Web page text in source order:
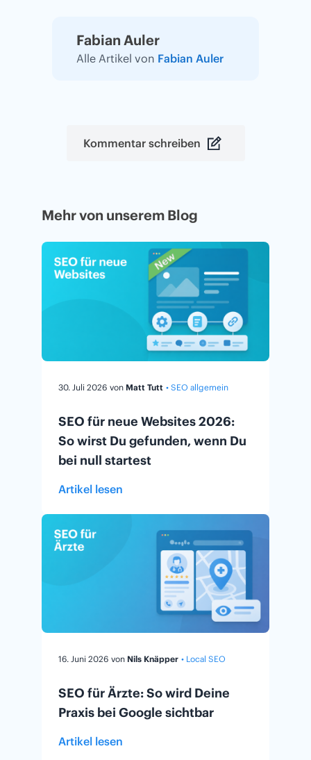
Fabian Auler
Alle Artikel von Fabian Auler
Kommentar schreiben
Mehr von unserem Blog
30. Juli 2026 von Matt Tutt • SEO allgemein
SEO für neue Websites 2026:
So wirst Du gefunden, wenn Du
bei null startest
Artikel lesen
16. Juni 2026 von Nils Knäpper • Local SEO
SEO für Ärzte: So wird Deine
Praxis bei Google sichtbar
Artikel lesen